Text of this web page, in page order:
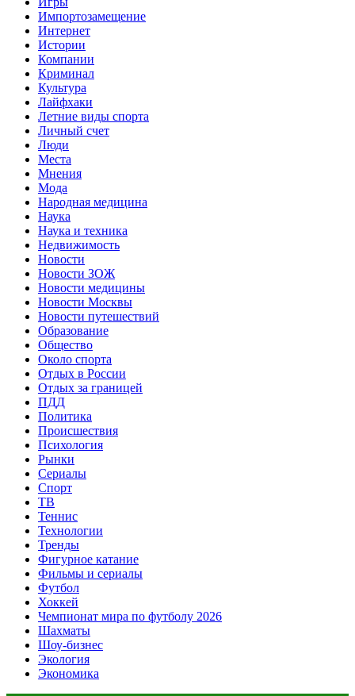
Импортозамещение
Интернет
Истории
Компании
Криминал
Культура
Лайфхаки
Летние виды спорта
Личный счет
Люди
Места
Мнения
Мода
Народная медицина
Наука
Наука и техника
Недвижимость
Новости
Новости ЗОЖ
Новости медицины
Новости Москвы
Новости путешествий
Образование
Общество
Около спорта
Отдых в России
Отдых за границей
ПДД
Политика
Происшествия
Психология
Рынки
Сериалы
Спорт
ТВ
Теннис
Технологии
Тренды
Фигурное катание
Фильмы и сериалы
Футбол
Хоккей
Чемпионат мира по футболу 2026
Шахматы
Шоу-бизнес
Экология
Экономика